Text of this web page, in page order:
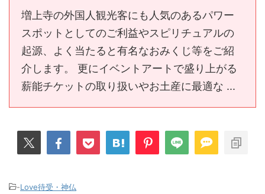
増上寺の外国人観光客にも人気のあるパワー
スポットとしてのご利益やスピリチュアルの
起源、よく当たると有名なおみくじ等をご紹
介します。 更にイベントアートで盛り上がる
薪能チケットの取り扱いやお土産に最適な ...
-Love待受・神仏